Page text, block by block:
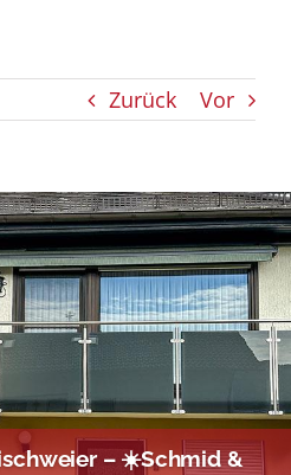
Zurück Vor
– ☀️Schmid &